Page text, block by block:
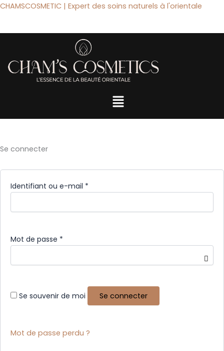
Aller
CHAMSCOSMETIC | Expert des soins naturels à l'orientale
Menu
Se connecter
Identifiant ou e-mail *
Mot de passe *
Se souvenir de moi Se connecter
Mot de passe perdu ?